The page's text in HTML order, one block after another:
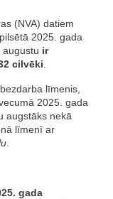
(NVA) datiem
2025. gada
ir
cilvēki
līmenis,
2025. gada
augstāks nekā
līmenī ar
gada